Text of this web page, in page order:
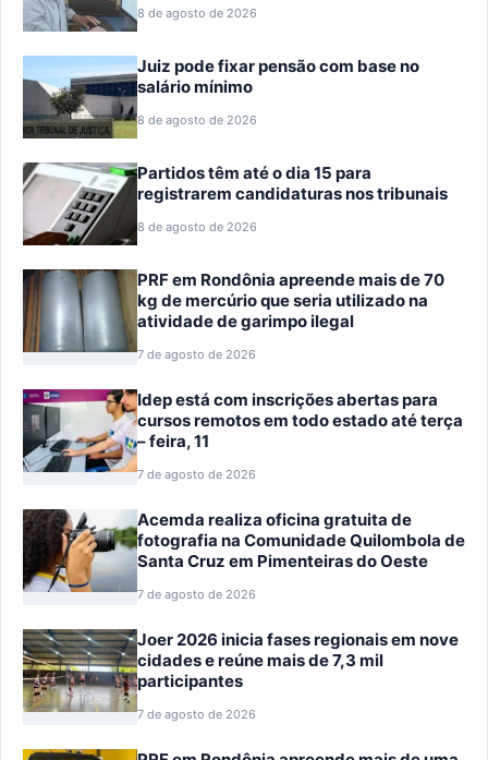
8 de agosto de 2026
Juiz pode fixar pensão com base no
salário mínimo
8 de agosto de 2026
Partidos têm até o dia 15 para
registrarem candidaturas nos tribunais
8 de agosto de 2026
PRF em Rondônia apreende mais de 70
kg de mercúrio que seria utilizado na
atividade de garimpo ilegal
7 de agosto de 2026
Idep está com inscrições abertas para
cursos remotos em todo estado até terça
– feira, 11
7 de agosto de 2026
Acemda realiza oficina gratuita de
fotografia na Comunidade Quilombola de
Santa Cruz em Pimenteiras do Oeste
7 de agosto de 2026
Joer 2026 inicia fases regionais em nove
cidades e reúne mais de 7,3 mil
participantes
7 de agosto de 2026